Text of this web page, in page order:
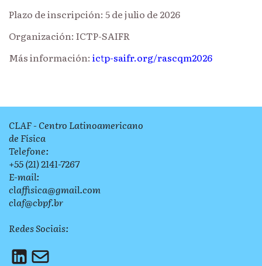
Plazo de inscripción: 5 de julio de 2026
Organización: ICTP-SAIFR
Más información: ictp-saifr.org/rascqm2026
CLAF - Centro Latinoamericano
de Física
Telefone:
+55 (21) 2141-7267
E-mail:
claffisica@gmail.com
claf@cbpf.br
Redes Sociais: